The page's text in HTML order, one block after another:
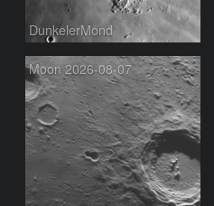
DunkelerMond
Moon 2026-08-07